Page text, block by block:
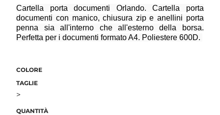
Cartella porta documenti Orlando. Cartella porta
documenti con manico, chiusura zip e anellini porta
penna sia all'interno che all'esterno della borsa.
Perfetta per i documenti formato A4. Poliestere 600D.
COLORE
TAGLIE
>
QUANTITÀ